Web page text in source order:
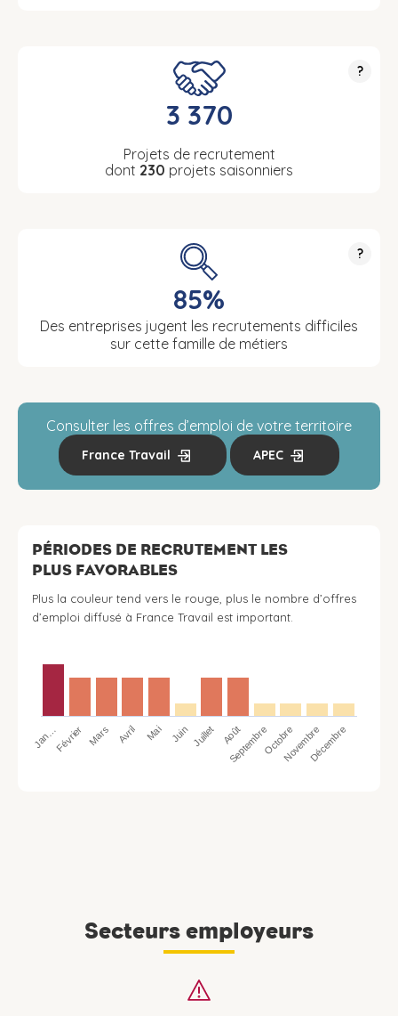
?
3 370
Projets de recrutement
dont 230 projets saisonniers
?
85%
Des entreprises jugent les recrutements difficiles
sur cette famille de métiers
Consulter les offres d’emploi de votre territoire
France Travail APEC
PÉRIODES DE RECRUTEMENT LES
PLUS FAVORABLES
Plus la couleur tend vers le rouge, plus le nombre d’offres
d’emploi diffusé à France Travail est important.
Jan…Février Mars Avril Mai Juin Juillet Août
SeptembreOctobreNovembreDécembre
Secteurs employeurs